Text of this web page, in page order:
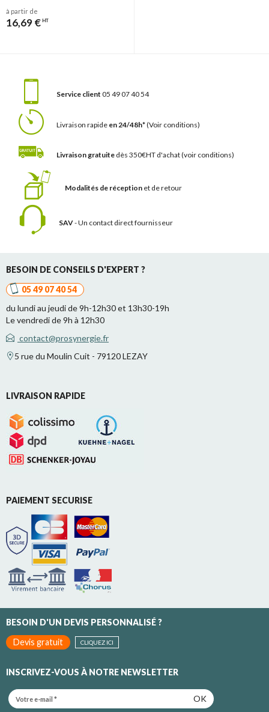
à partir de
16,69 € HT
Service client 05 49 07 40 54
Livraison rapide en 24/48h*(Voir conditions)
Livraison gratuite dès 350€HT d'achat(voir conditions)
Modalités de réception et de retour
SAV- Un contact direct fournisseur
BESOIN DE CONSEILS D'EXPERT ?
05 49 07 40 54
du lundi au jeudi de 9h-12h30 et 13h30-19h
Le vendredi de 9h à 12h30
contact@prosynergie.fr
5 rue du Moulin Cuit - 79120 LEZAY
LIVRAISON RAPIDE
PAIEMENT SECURISE
BESOIN D'UN DEVIS PERSONNALISÉ ?
Devis gratuit
CLIQUEZ ICI
INSCRIVEZ-VOUS À NOTRE NEWSLETTER
OK